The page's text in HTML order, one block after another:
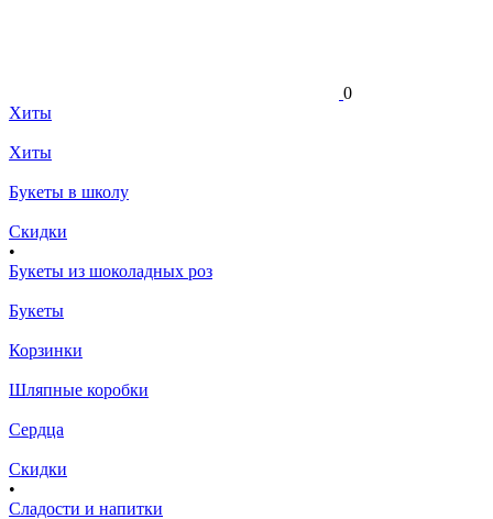
0
Хиты
Хиты
Букеты в школу
Скидки
•
Букеты из шоколадных роз
Букеты
Корзинки
Шляпные коробки
Сердца
Скидки
•
Сладости и напитки